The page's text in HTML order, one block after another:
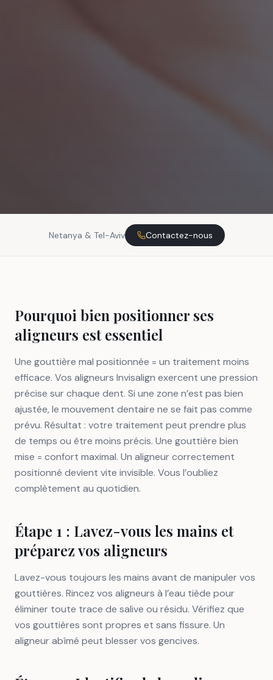
Netanya & Tel-Aviv Contactez-nous
Pourquoi bien positionner ses
aligneurs est essentiel
Une gouttière mal positionnée = un traitement moins
efficace. Vos aligneurs Invisalign exercent une pression
précise sur chaque dent. Si une zone n’est pas bien
ajustée, le mouvement dentaire ne se fait pas comme
prévu. Résultat : votre traitement peut prendre plus
de temps ou être moins précis. Une gouttière bien
mise = confort maximal. Un aligneur correctement
positionné devient vite invisible. Vous l’oubliez
complètement au quotidien.
Étape 1 : Lavez-vous les mains et
préparez vos aligneurs
Lavez-vous toujours les mains avant de manipuler vos
gouttières. Rincez vos aligneurs à l’eau tiède pour
éliminer toute trace de salive ou résidu. Vérifiez que
vos gouttières sont propres et sans fissure. Un
aligneur abîmé peut blesser vos gencives.